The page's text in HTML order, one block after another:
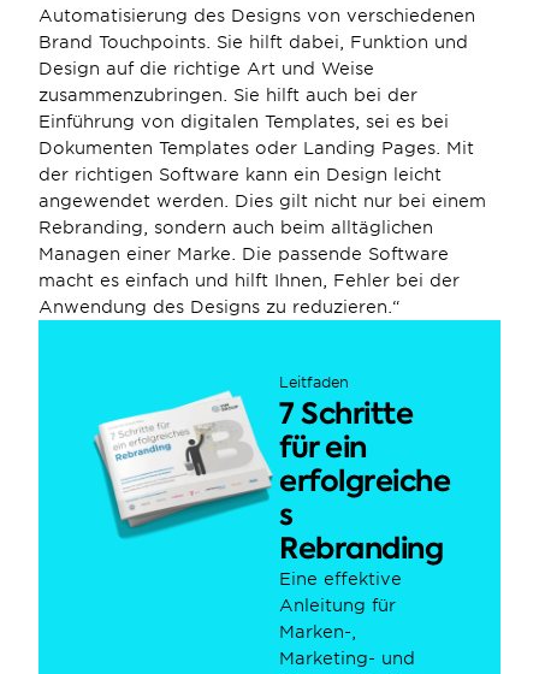
Automatisierung des Designs von verschiedenen
Brand Touchpoints. Sie hilft dabei, Funktion und
Design auf die richtige Art und Weise
zusammenzubringen. Sie hilft auch bei der
Einführung von digitalen Templates, sei es bei
Dokumenten Templates oder Landing Pages. Mit
der richtigen Software kann ein Design leicht
angewendet werden. Dies gilt nicht nur bei einem
Rebranding, sondern auch beim alltäglichen
Managen einer Marke. Die passende Software
macht es einfach und hilft Ihnen, Fehler bei der
Anwendung des Designs zu reduzieren.“
Leitfaden
7 Schritte
für ein
erfolgreiche
s
Rebranding
Eine effektive
Anleitung für
Marken-,
Marketing- und